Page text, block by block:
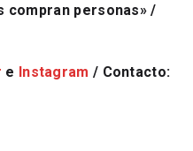
compran personas» /
e Instagram / Contacto: